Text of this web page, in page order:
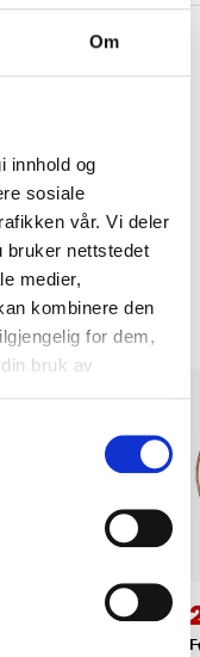
Om
innhold og
sosiale
vår. Vi deler
bruker nettstedet
medier,
kombinere den
for dem,
bruk av